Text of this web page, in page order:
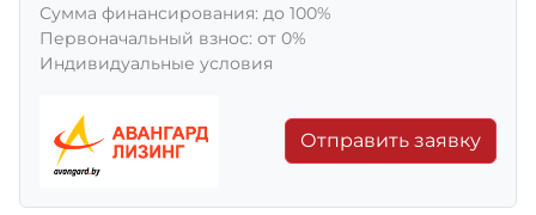
Сумма финансирования: до 100%
Первоначальный взнос: от 0%
Индивидуальные условия
Отправить заявку